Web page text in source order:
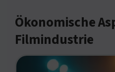
Ökonomische
Filmindustrie